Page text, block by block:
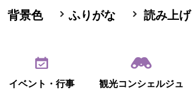
背景色 ふりがな 読み上げ
イベント・行事 観光コンシェルジュ